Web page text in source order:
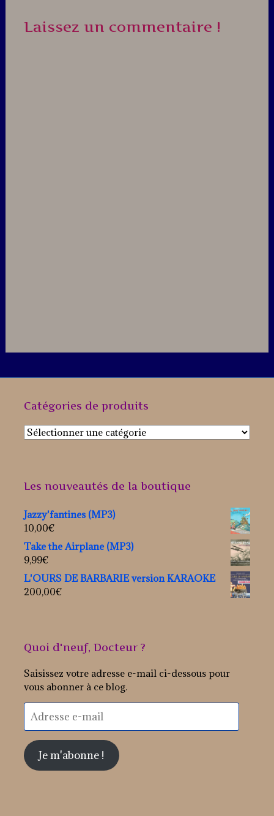
Laissez un commentaire !
Catégories de produits
Les nouveautés de la boutique
Jazzy'fantines (MP3)
10,00€
Take the Airplane (MP3)
9,99€
L'OURS DE BARBARIE version KARAOKE
200,00€
Quoi d'neuf, Docteur ?
Saisissez votre adresse e-mail ci-dessous pour
vous abonner à ce blog.
e-
Je m'abonne !